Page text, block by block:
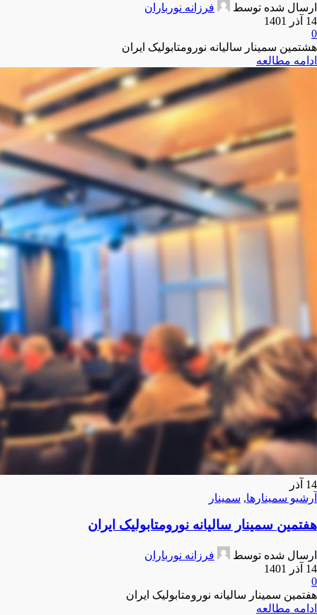
ارسال شده توسط
فرزانه نورباران
14 آذر 1401
0
هشتمین سمینار سالیانه نورومتابولیک ایران
ادامه مطالعه
14 آذر
آرشیو سمینارها, سمینار
هفتمین سمینار سالیانه نورومتابولیک ایران
ارسال شده توسط
فرزانه نورباران
14 آذر 1401
0
هفتمین سمینار سالیانه نورومتابولیک ایران
ادامه مطالعه